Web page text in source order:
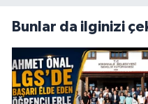
Bunlar da ilginizi